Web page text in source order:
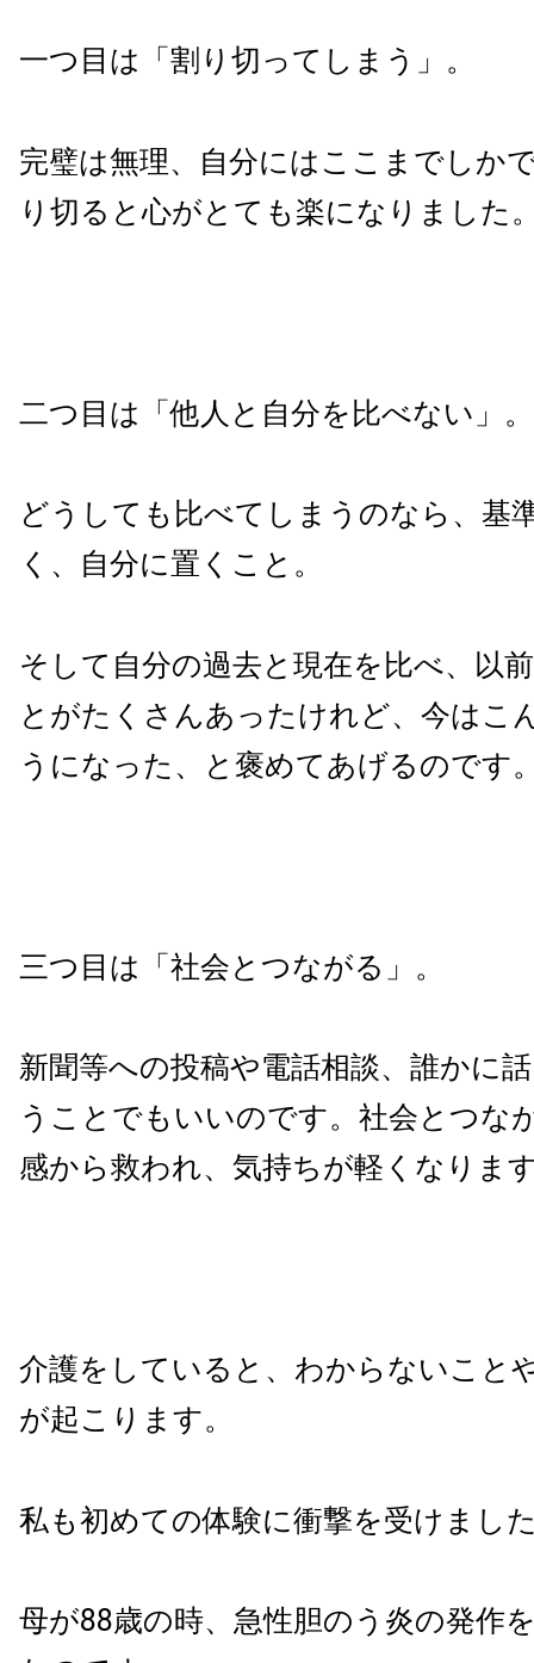
一つ目は「割り切ってしまう」。
完璧は無理、自分にはここまでしか
り切ると心がとても楽になりました
二つ目は「他人と自分を比べない」。
どうしても比べてしまうのなら、基
く、自分に置くこと。
そして自分の過去と現在を比べ、以
とがたくさんあったけれど、今はこ
うになった、と褒めてあげるのです
三つ目は「社会とつながる」。
新聞等への投稿や電話相談、誰かに
うことでもいいのです。社会とつな
感から救われ、気持ちが軽くなりま
介護をしていると、わからないこと
が起こります。
私も初めての体験に衝撃を受けまし
母が88歳の時、急性胆のう炎の発作